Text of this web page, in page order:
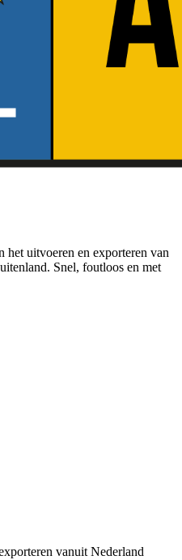
het uitvoeren en exporteren van
Snel, foutloos en met
vanuit Nederland